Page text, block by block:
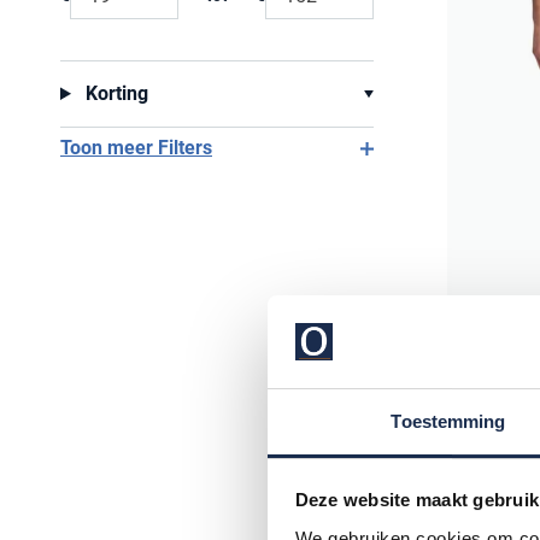
Toestemming
Deze website maakt
Korting
Toon meer Filters
Lyle &
€ 64,95